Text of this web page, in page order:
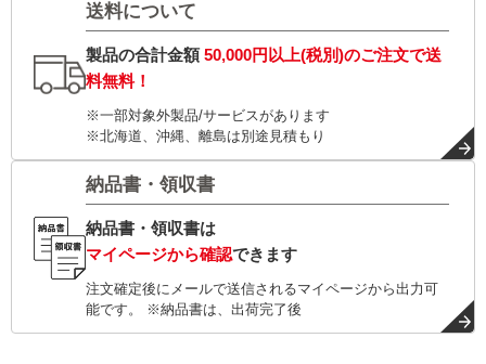
送料について
製品の合計金額50,000円以上(税別)のご注文で送
料無料！
※一部対象外製品/サービスがあります
※北海道、沖縄、離島は別途見積もり
納品書・領収書
納品書・領収書は
マイページから確認できます
注文確定後にメールで送信されるマイページから出力可
能です。 ※納品書は、出荷完了後